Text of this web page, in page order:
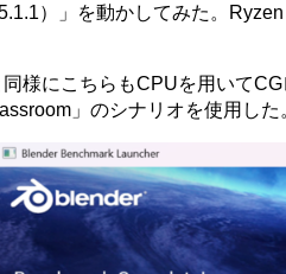
）」を動かしてみた。
様にこちらもCPUを用いてCG
」のシナリオを使用した